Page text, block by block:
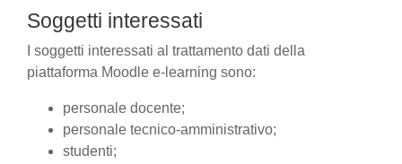
Soggetti interessati
I soggetti interessati al trattamento dati della
piattaforma Moodle e-learning sono:
personale docente;
personale tecnico-amministrativo;
studenti;